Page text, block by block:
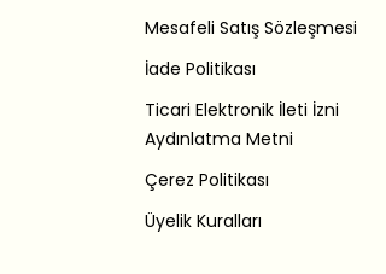
Mesafeli Satış Sözleşmesi
İade Politikası
Ticari Elektronik İleti İzni
Aydınlatma Metni
Çerez Politikası
Üyelik Kuralları